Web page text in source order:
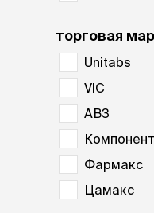
торговая
Unitabs
VIC
АВЗ
Компонент
Фармакс
Цамакс